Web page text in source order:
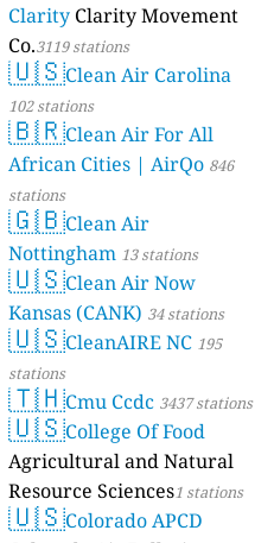
Clarity Clarity Movement
Co.3119 stations
🇺🇸Clean Air Carolina
102 stations
🇧🇷Clean Air For All
African Cities | AirQo 846
stations
🇬🇧Clean Air
Nottingham 13 stations
🇺🇸Clean Air Now
Kansas (CANK) 34 stations
🇺🇸CleanAIRE NC 195
stations
🇹🇭Cmu Ccdc 3437 stations
🇺🇸College Of Food
Agricultural and Natural
Resource Sciences1 stations
🇺🇸Colorado APCD